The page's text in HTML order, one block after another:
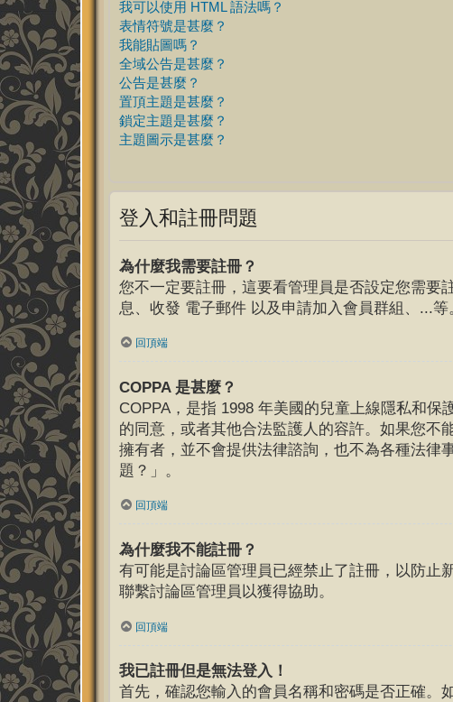
我可以使用 HTML 語法嗎？
表情符號是甚麼？
我能貼圖嗎？
全域公告是甚麼？
公告是甚麼？
置頂主題是甚麼？
鎖定主題是甚麼？
主題圖示是甚麼？
登入和註冊問題
為什麼我需要註冊？
您不一定要註冊，這要看管理員是否設定您需要
息、收發 電子郵件 以及申請加入會員群組、...
回頂端
COPPA 是甚麼？
COPPA，是指 1998 年美國的兒童上線隱私和
的同意，或者其他合法監護人的容許。如果您不
擁有者，並不會提供法律諮詢，也不為各種法律
題？」。
回頂端
為什麼我不能註冊？
有可能是討論區管理員已經禁止了註冊，以防止
聯繫討論區管理員以獲得協助。
回頂端
我已註冊但是無法登入！
首先，確認您輸入的會員名稱和密碼是否正確。